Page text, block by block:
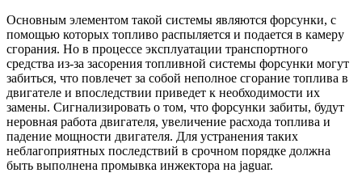
Основным элементом такой системы являются форсунки, с
помощью которых топливо распыляется и подается в камеру
сгорания. Но в процессе эксплуатации транспортного
средства из-за засорения топливной системы форсунки могут
забиться, что повлечет за собой неполное сгорание топлива в
двигателе и впоследствии приведет к необходимости их
замены. Сигнализировать о том, что форсунки забиты, будут
неровная работа двигателя, увеличение расхода топлива и
падение мощности двигателя. Для устранения таких
неблагоприятных последствий в срочном порядке должна
быть выполнена промывка инжектора на jaguar.